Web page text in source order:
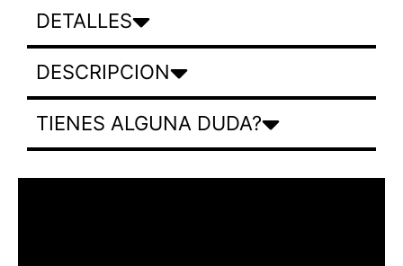
DETALLES
DESCRIPCION
TIENES ALGUNA DUDA?